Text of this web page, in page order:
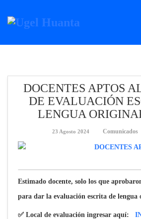
DOCENTES APTOS
DE EVALUACIÓN
LENGUA
23 Agosto 2024 Comunicados
Estimado docente, solo los que
para dar la evaluación escrita de lengua
✅ Local de evaluación ingresar aquí: